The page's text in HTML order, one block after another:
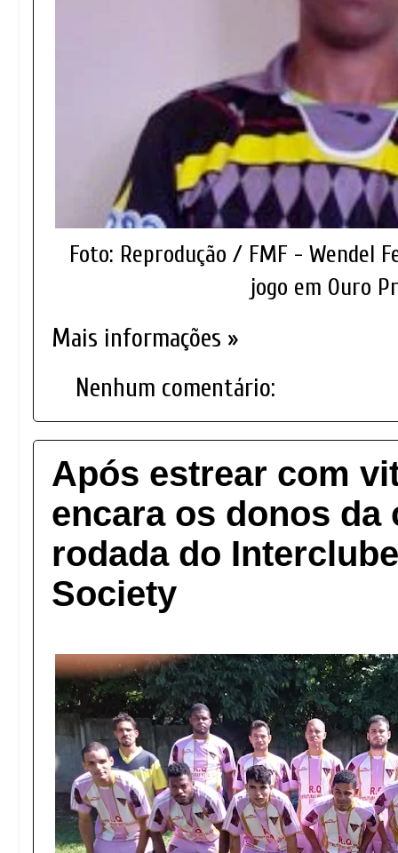
Foto: Reprodução / FMF - Wendel
jogo em Ouro
Mais informações »
Nenhum comentário:
Após estrear com
encara os donos da
rodada do
Society